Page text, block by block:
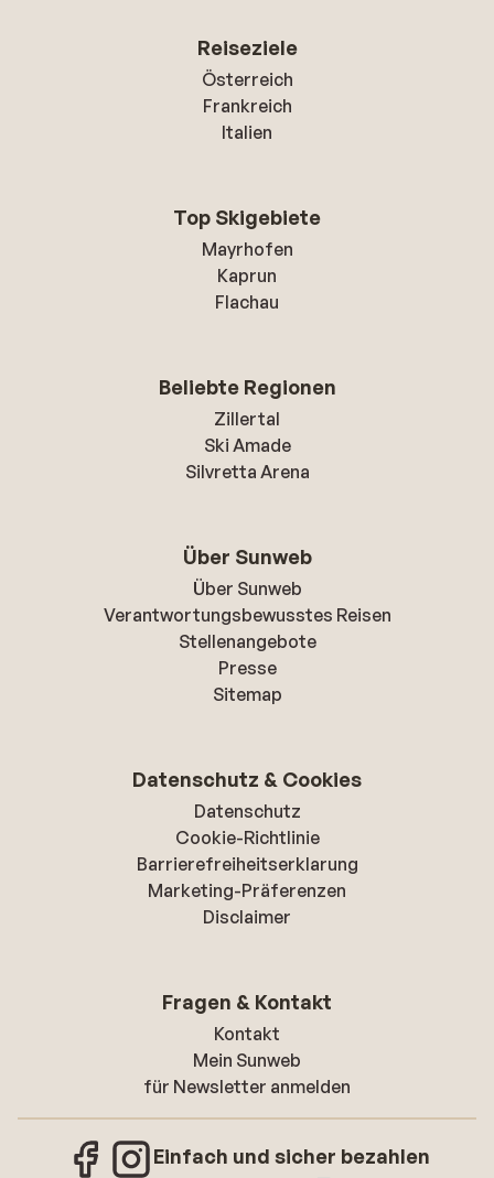
Reiseziele
Österreich
Frankreich
Italien
Top Skigebiete
Mayrhofen
Kaprun
Flachau
Beliebte Regionen
Zillertal
Ski Amade
Silvretta Arena
Über Sunweb
Über Sunweb
Verantwortungsbewusstes Reisen
Stellenangebote
Presse
Sitemap
Datenschutz & Cookies
Datenschutz
Cookie-Richtlinie
Barrierefreiheitserklarung
Marketing-Präferenzen
Disclaimer
Fragen & Kontakt
Kontakt
Mein Sunweb
für Newsletter anmelden
Einfach und sicher bezahlen